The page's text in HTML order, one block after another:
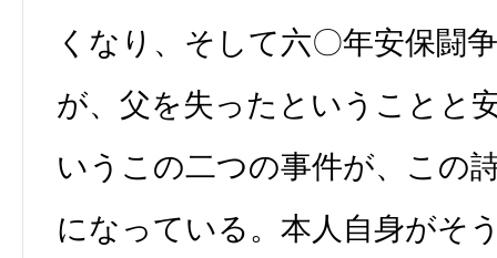
くなり、そして六〇年安保闘
が、父を失ったということと
いうこの二つの事件が、この
になっている。本人自身がそ